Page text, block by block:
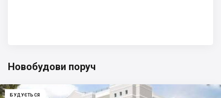
Новобудови поруч
БУДУЄТЬСЯ